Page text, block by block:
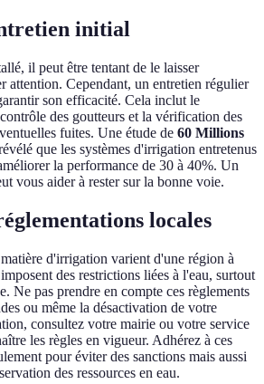
initial
il peut être tentant de le laisser
attention. Cependant, un entretien régulier
son efficacité. Cela inclut le
des goutteurs et la vérification des
fuites. Une étude de 60 Millions
que les systèmes d'irrigation entretenus
la performance de 30 à 40%. Un
vous aider à rester sur la bonne voie.
locales
d'irrigation varient d'une région à
des restrictions liées à l'eau, surtout
Ne pas prendre en compte ces règlements
ou même la désactivation de votre
consultez votre mairie ou votre service
les règles en vigueur. Adhérez à ces
pour éviter des sanctions mais aussi
des ressources en eau.